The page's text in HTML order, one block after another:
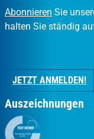
Abonnieren Sie
halten Sie ständig
JETZT ANMELDEN!
Auszeichnungen